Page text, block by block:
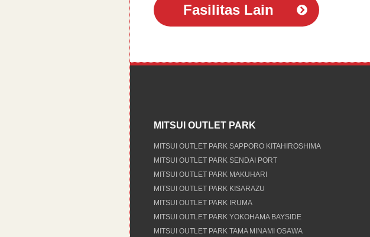
Fasilitas Lain
MITSUI OUTLET PARK
MITSUI OUTLET PARK SAPPORO KITAHIROSHIMA
MITSUI OUTLET PARK SENDAI PORT
MITSUI OUTLET PARK MAKUHARI
MITSUI OUTLET PARK KISARAZU
MITSUI OUTLET PARK IRUMA
MITSUI OUTLET PARK YOKOHAMA BAYSIDE
MITSUI OUTLET PARK TAMA MINAMI OSAWA